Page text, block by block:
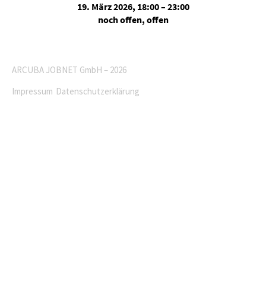
19. März 2026, 18:00 – 23:00
noch offen, offen
ARCUBA JOBNET GmbH – 2026
Impressum Datenschutzerklärung